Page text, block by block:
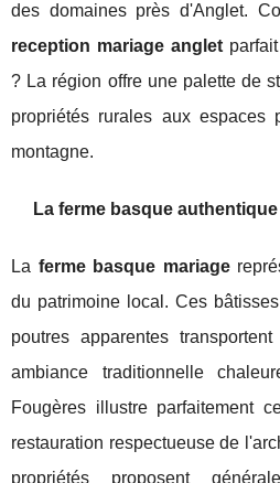
des domaines près d'Anglet.
reception mariage angletparfait
? La région offre une palette de
propriétés rurales aux espaces
montagne.
La ferme basque
La ferme basque mariage
du patrimoine local. Ces
poutres apparentes
ambiance traditionnelle
Fougères illustre parfaitement
restauration respectueuse de
propriétés proposent